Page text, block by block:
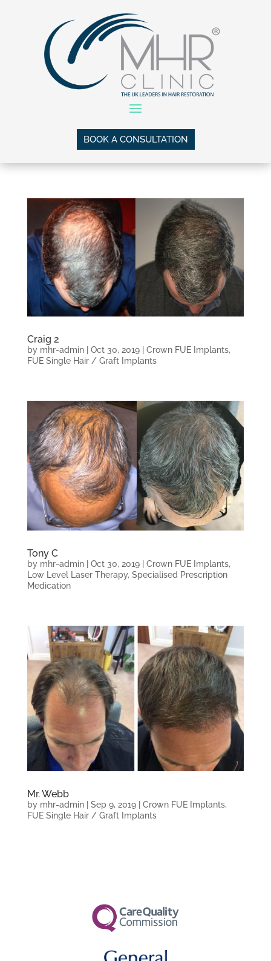
BOOK A CONSULTATION
Craig 2
by mhr-admin| Oct 30, 2019| Crown FUE Implants,
FUE Single Hair / Graft Implants
Tony C
by mhr-admin| Oct 30, 2019| Crown FUE Implants,
Low Level Laser Therapy, Specialised Prescription
Medication
Mr. Webb
by mhr-admin| Sep 9, 2019| Crown FUE Implants,
FUE Single Hair / Graft Implants